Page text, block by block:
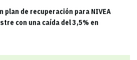
plan de recuperación para NIVEA
con una caída del 3,5% en